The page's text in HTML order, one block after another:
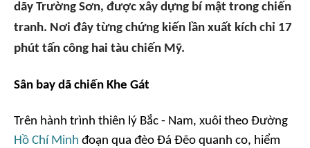
dãy Trường Sơn, được xây dựng bí mật trong chiến
tranh. Nơi đây từng chứng kiến lần xuất kích chỉ 17
phút tấn công hai tàu chiến Mỹ.
Sân bay dã chiến Khe Gát
Trên hành trình thiên lý Bắc - Nam, xuôi theo Đường
Hồ Chí Minh đoạn qua đèo Đá Đẽo quanh co, hiểm